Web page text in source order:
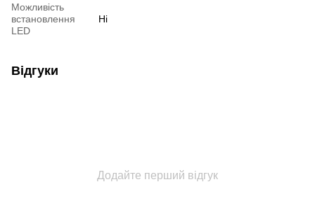
Можливість
встановлення
LED
Ні
Відгуки
Додайте перший відгук